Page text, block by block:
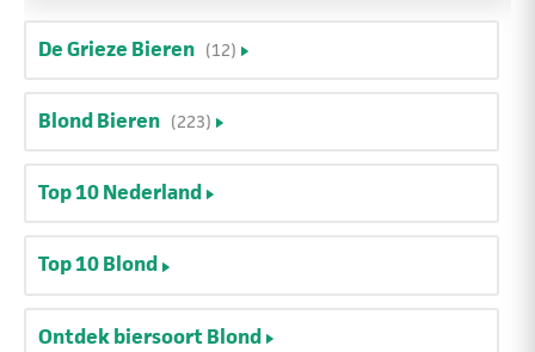
De Grieze Bieren (12)
Blond Bieren (223)
Top 10 Nederland
Top 10 Blond
Ontdek biersoort Blond